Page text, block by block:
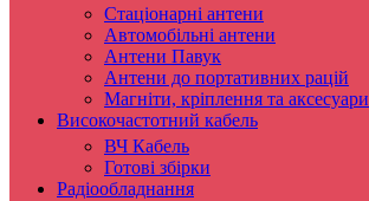
Стаціонарні антени
Автомобільні антени
Антени Павук
Антени до портативних рацій
Магніти, кріплення та аксесуари
Високочастотний кабель
ВЧ Кабель
Готові збірки
Радіообладнання